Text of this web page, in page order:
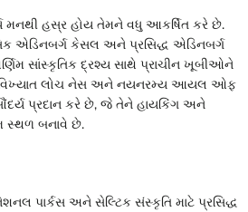
મનથી હસ્ર હોય તેમને વધુ આકર્ષિત કરે છે.
એડિનબર્ગ કેસલ અને પ્રસિદ્ધ એડિનબર્ગ
સાંસ્કૃતિક દ્રશ્ય સાથે પ્રાચીન ખૂબીઓને
વિખ્યાત લોચ નેસ અને નયનરમ્ય આયલ ઓફ
પ્રદાન કરે છે, જે તેને હાયકિંગ અને
સ્થળ બનાવે છે.
પાર્કસ અને સેલ્ટિક સંસ્કૃતિ માટે પ્રસિદ્ધ